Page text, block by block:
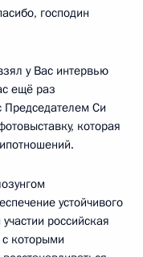
господин
у Вас интервью
ещё раз
Председателем Си
которая
устойчивого
российская
которыми